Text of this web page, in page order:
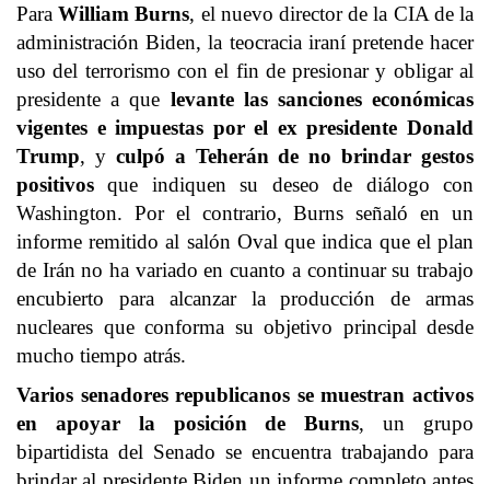
ParaWilliam Burns, el nuevo director de la CIA de la
administración Biden, la teocracia iraní pretende hacer
uso del terrorismo con el fin de presionar y obligar al
presidente a que levante las sanciones económicas
vigentes e impuestas por el ex presidente Donald
Trump, y culpó a Teherán de no brindar gestos
positivos que indiquen su deseo de diálogo con
Washington. Por el contrario, Burns señaló en un
informe remitido al salón Oval que indica que el plan
de Irán no ha variado en cuanto a continuar su trabajo
encubierto para alcanzar la producción de armas
nucleares que conforma su objetivo principal desde
mucho tiempo atrás.
Varios senadores republicanos se muestran activos
en apoyar la posición de Burns, un grupo
bipartidista del Senado se encuentra trabajando para